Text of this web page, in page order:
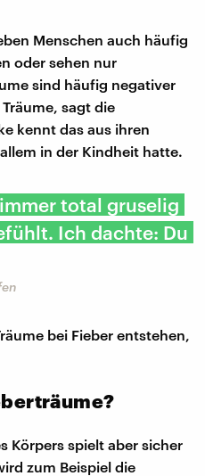
Menschen auch häufig
oder sehen nur
sind häufig negativer
sagt die
kennt das aus ihren
in der Kindheit hatte.
total gruselig
Ich dachte: Du
bei Fieber entstehen,
Körpers spielt aber sicher
zum Beispiel die